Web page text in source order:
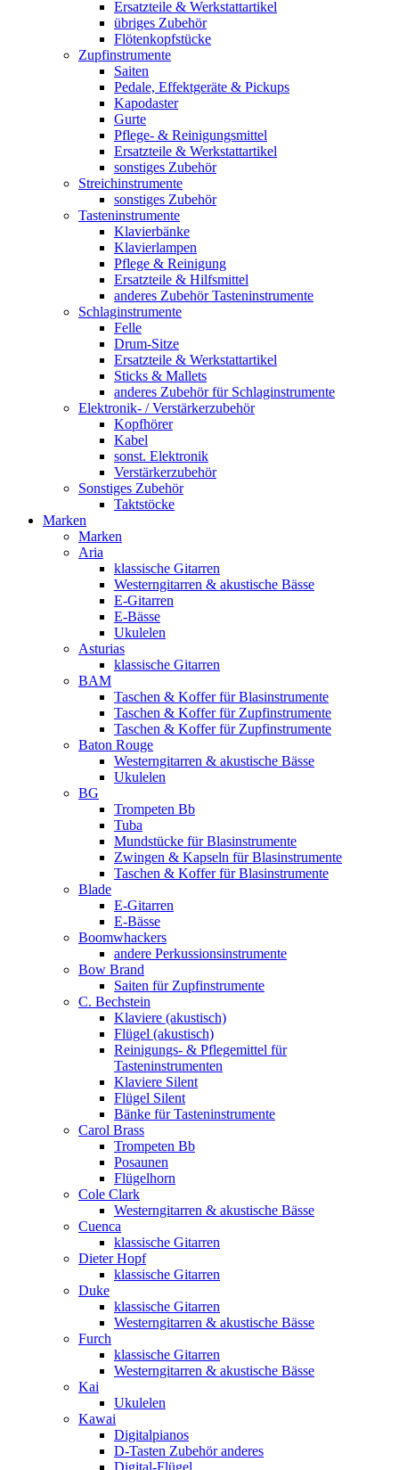
Ersatzteile & Werkstattartikel
übriges Zubehör
Flötenkopfstücke
Zupfinstrumente
Saiten
Pedale, Effektgeräte & Pickups
Kapodaster
Gurte
Pflege- & Reinigungsmittel
Ersatzteile & Werkstattartikel
sonstiges Zubehör
Streichinstrumente
sonstiges Zubehör
Tasteninstrumente
Klavierbänke
Klavierlampen
Pflege & Reinigung
Ersatzteile & Hilfsmittel
anderes Zubehör Tasteninstrumente
Schlaginstrumente
Felle
Drum-Sitze
Ersatzteile & Werkstattartikel
Sticks & Mallets
anderes Zubehör für Schlaginstrumente
Elektronik- / Verstärkerzubehör
Kopfhörer
Kabel
sonst. Elektronik
Verstärkerzubehör
Sonstiges Zubehör
Taktstöcke
Marken
Marken
Aria
klassische Gitarren
Westerngitarren & akustische Bässe
E-Gitarren
E-Bässe
Ukulelen
Asturias
klassische Gitarren
BAM
Taschen & Koffer für Blasinstrumente
Taschen & Koffer für Zupfinstrumente
Taschen & Koffer für Zupfinstrumente
Baton Rouge
Westerngitarren & akustische Bässe
Ukulelen
BG
Trompeten Bb
Tuba
Mundstücke für Blasinstrumente
Zwingen & Kapseln für Blasinstrumente
Taschen & Koffer für Blasinstrumente
Blade
E-Gitarren
E-Bässe
Boomwhackers
andere Perkussionsinstrumente
Bow Brand
Saiten für Zupfinstrumente
C. Bechstein
Klaviere (akustisch)
Flügel (akustisch)
Reinigungs- & Pflegemittel für
Tasteninstrumenten
Klaviere Silent
Flügel Silent
Bänke für Tasteninstrumente
Carol Brass
Trompeten Bb
Posaunen
Flügelhorn
Cole Clark
Westerngitarren & akustische Bässe
Cuenca
klassische Gitarren
Dieter Hopf
klassische Gitarren
Duke
klassische Gitarren
Westerngitarren & akustische Bässe
Furch
klassische Gitarren
Westerngitarren & akustische Bässe
Kai
Ukulelen
Kawai
Digitalpianos
D-Tasten Zubehör anderes
Digital-Flügel